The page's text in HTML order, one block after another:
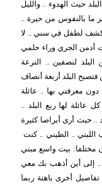
حيث الهدوء .. والليل
ما بالنفوس من حيرة ..
لطفل في سني .. لا
أدمن الجري وراء حلمي
لنصفين .. الترعة
البلد أربعة أنصاف
معرفتي بها .. عائلة
عائلة لها ربع البلد ..
.. حيث أرى أبراصا كثيرة
.. الطيني .. كنت
مختلفا: بيت واسع مبني
.. إلى أين أذهب بك معي
أخرى باهتة ربما